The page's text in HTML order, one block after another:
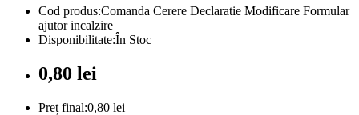
Cod produs:Comanda Cerere Declaratie Modificare Formular
ajutor incalzire
Disponibilitate:În Stoc
0,80 lei
Preț final:0,80 lei